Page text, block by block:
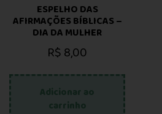
ESPELHO DAS
AFIRMAÇÕES BÍBLICAS –
DIA DA MULHER
R$8,00
Adicionar ao
carrinho